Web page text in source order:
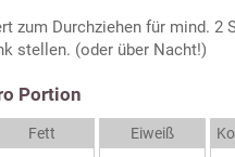
zum Durchziehen für mind. 2
stellen. (oder über Nacht!)
Portion
Fett
Eiweiß